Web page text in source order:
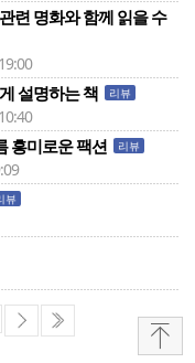
련 명화와 함께 읽을 수
설명하는 책 리뷰
흥미로운 팩션 리뷰
뷰